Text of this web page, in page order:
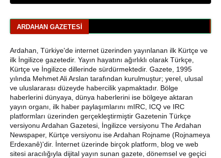
Bisikletçiler Gitti, Kayakçılar Geldi: Ardahan’da Spor
Rüzgârı Esiyor
Ardahan Emniyet Müdürlüğü’nden Yeni Harf Grubu
Plaka Duyurusu
Ardahan Belediye Başkanı Faruk Demir ve Meclis
Üyeleri CHP’den İstifa Etti
Yaşar Geler'den Bölge Analizi: Ardahan ve Kars'ta Son
Durum
Bir Parti İşte Böyle Bitirilir
ARDAHAN GAZETESI
Ardahan, Türkiye'de internet üzerinden yayınlanan ilk Kürtçe ve
ilk İngilizce gazetedir. Yayın hayatını ağırlıklı olarak Türkçe,
Kürtçe ve İngilizce dillerinde sürdürmektedir. Gazete, 1995
yılında Mehmet Ali Arslan tarafından kurulmuştur; yerel, ulusal
ve uluslararası düzeyde habercilik yapmaktadır. Bölge
haberlerini dünyaya, dünya haberlerini ise bölgeye aktaran
yayın organı, ilk haber paylaşımlarını mIRC, ICQ ve IRC
platformları üzerinden gerçekleştirmiştir Gazetenin Türkçe
versiyonu Ardahan Gazetesi, İngilizce versiyonu The Ardahan
Newspaper, Kürtçe versiyonu ise Ardahan Rojname (Rojnameya
Erdexanê)'dir. İnternet üzerinde birçok platform, blog ve web
sitesi aracılığıyla dijital yayın sunan gazete, dönemsel ve geçici